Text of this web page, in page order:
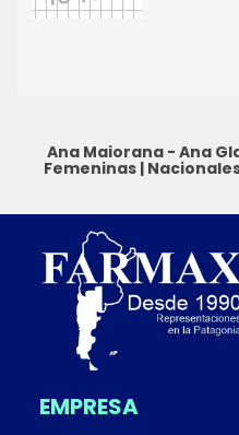
Ana Maiorana - Ana
Femeninas |
EMPRESA